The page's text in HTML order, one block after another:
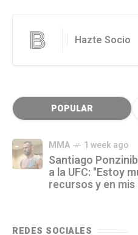
Hazte Socio
POPULAR
MMA 1 week ago
Santiago
a la UFC: "Estoy
recursos y en mis
REDES SOCIALES